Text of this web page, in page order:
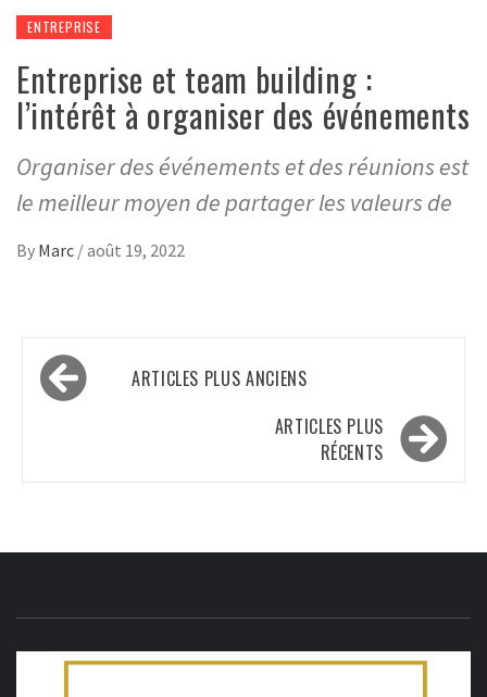
ENTREPRISE
Entreprise et team building :
l’intérêt à organiser des événements
Organiser des événements et des réunions est
le meilleur moyen de partager les valeurs de
By Marc /août 19, 2022
Navigation
des
ARTICLES PLUS ANCIENS
ARTICLES PLUS
RÉCENTS